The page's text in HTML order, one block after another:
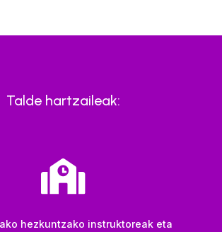
Talde hartzaileak:

hezkuntzako instruktoreak eta